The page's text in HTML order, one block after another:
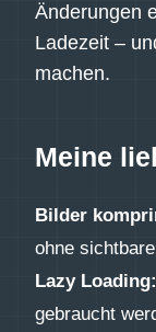
Änderungen
Ladezeit –
machen.
Meine
Bilder
ohne
Lazy Loading:
gebraucht